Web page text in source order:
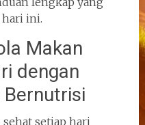
hari ini.
Makan
dengan
setiap hari